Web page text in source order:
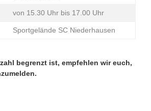
von 15.30 Uhr bis 17.00 Uhr
Sportgelände SC Niederhausen
begrenzt ist, empfehlen wir euch,